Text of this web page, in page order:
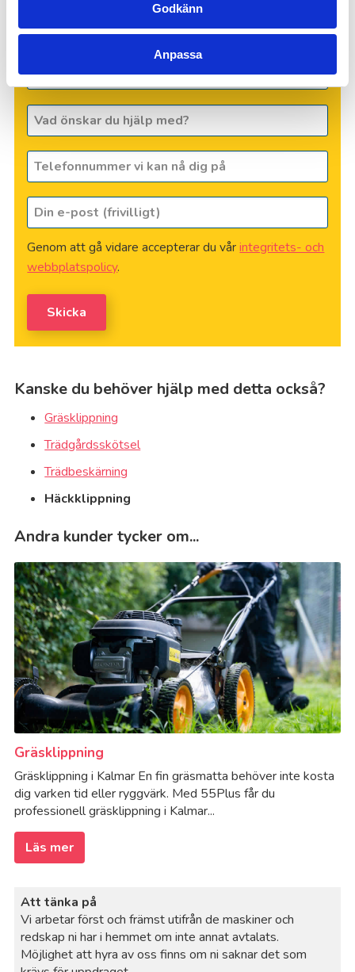
Godkänn
Anpassa
Hej! Fyll i dina kontaktuppgifter och skicka
in så återkommer vi inom kort.
heter
du?
*
Vad
önskar
du
hjälp
med?
Telefonnummer
vi
kan
nå
dig
på *
Din
e-
post
(frivilligt)
Genom att gå vidare accepterar du vårintegritets- och
webbplatspolicy.
Skicka
Kanske du behöver hjälp med detta också?
Gräsklippning
Trädgårdsskötsel
Trädbeskärning
Häckklippning
Andra kunder tycker om...
Gräsklippning
Gräsklippning i Kalmar En fin gräsmatta behöver inte kosta
dig varken tid eller ryggvärk. Med 55Plus får du
professionell gräsklippning i Kalmar...
Läs mer
Att tänka på
Vi arbetar först och främst utifrån de maskiner och
redskap ni har i hemmet om inte annat avtalats.
Möjlighet att hyra av oss finns om ni saknar det som